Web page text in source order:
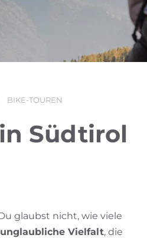
BIKE-TOUREN
Südtirol
glaubst nicht, wie viele
unglaubliche Vielfalt, die